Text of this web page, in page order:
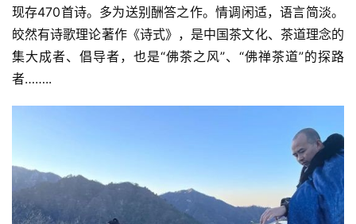
现存470首诗。多为送别酬答之作。情调闲适，语言简淡。
皎然有诗歌理论著作《诗式》，是中国茶文化、茶道理念的
集大成者、倡导者，也是“佛茶之风”、“佛禅茶道”的探路
者……..